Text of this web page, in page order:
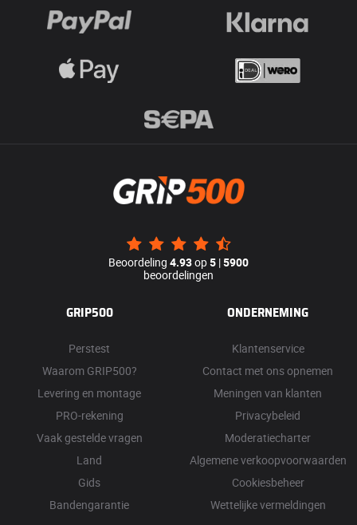
Beoordeling 4.93op5 |5900
beoordelingen
GRIP500
Perstest
Waarom GRIP500?
Levering en montage
PRO-rekening
Vaak gestelde vragen
Land
Gids
Bandengarantie
ONDERNEMING
Klantenservice
Contact met ons opnemen
Meningen van klanten
Privacybeleid
Moderatiecharter
Algemene verkoopvoorwaarden
Cookiesbeheer
Wettelijke vermeldingen